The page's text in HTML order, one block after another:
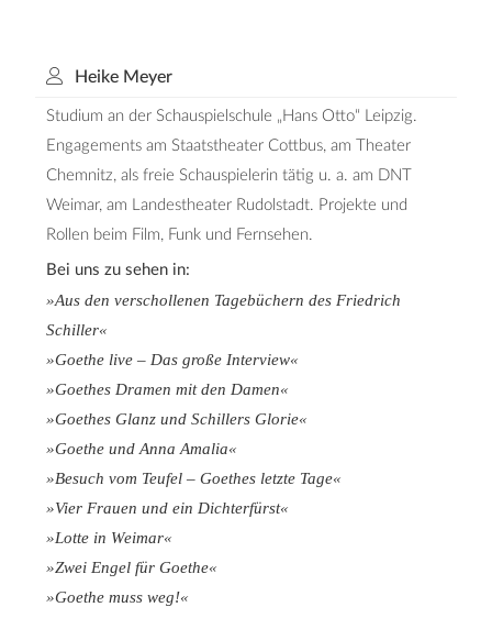
Heike Meyer
Studium an der Schauspielschule „Hans Otto“ Leipzig.
Engagements am Staatstheater Cottbus, am Theater
Chemnitz, als freie Schauspielerin tätig u. a. am DNT
Weimar, am Landestheater Rudolstadt. Projekte und
Rollen beim Film, Funk und Fernsehen.
Bei uns zu sehen in:
»Aus den verschollenen Tagebüchern des Friedrich
Schiller«
»Goethe live – Das große Interview«
»Goethes Dramen mit den Damen«
»Goethes Glanz und Schillers Glorie«
»Goethe und Anna Amalia«
»Besuch vom Teufel – Goethes letzte Tage«
»Vier Frauen und ein Dichterfürst«
»Lotte in Weimar«
»Zwei Engel für Goethe«
»Goethe muss weg!«